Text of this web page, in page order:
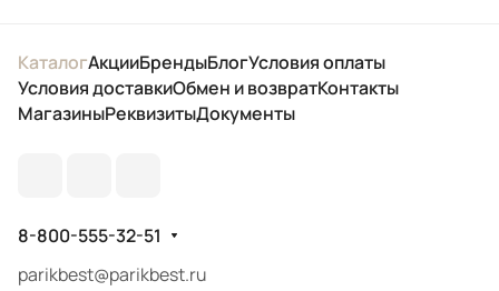
КаталогАкцииБрендыБлогУсловия оплаты
Условия доставкиОбмен и возвратКонтакты
МагазиныРеквизитыДокументы
8-800-555-32-51
parikbest@parikbest.ru